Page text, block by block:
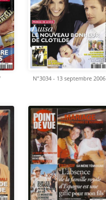
N°3034 - 13 septembre 2006